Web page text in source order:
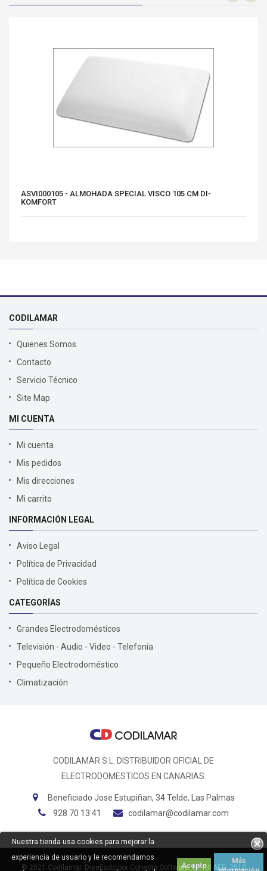
Nuestra tienda usa cookies para mejorar la
experiencia de usuario y le recomendamos
Acepto
Más
ASVI000105 - ALMOHADA SPECIAL VISCO 105 CM DI-
KOMFORT
CODILAMAR
Quienes Somos
Contacto
Servicio Técnico
Site Map
MI CUENTA
Mi cuenta
Mis pedidos
Mis direcciones
Mi carrito
INFORMACIÓN LEGAL
Aviso Legal
Política de Privacidad
Política de Cookies
CATEGORÍAS
Grandes Electrodomésticos
Televisión - Audio - Video - Telefonía
Pequeño Electrodoméstico
Climatización
CODILAMAR S.L. DISTRIBUIDOR OFICIAL DE
ELECTRODOMESTICOS EN CANARIAS.
Beneficiado Jose Estupiñan, 34 Telde, Las Palmas
928 70 13 41
codilamar@codilamar.com
© 2021 Codilamar. Diseñado por Conecta Software.Nº RII-AEE: 2510